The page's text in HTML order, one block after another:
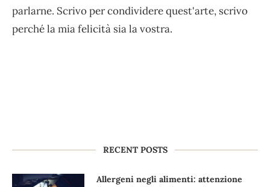
parlarne. Scrivo per condividere quest'arte, scrivo
perché la mia felicità sia la vostra.
RECENT POSTS
Allergeni negli alimenti: attenzione